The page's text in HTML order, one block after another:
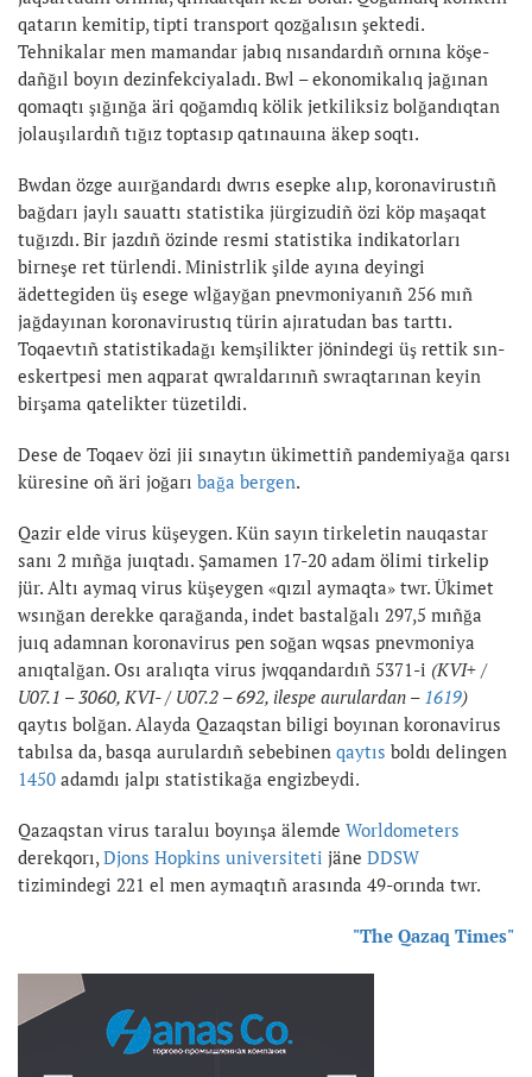
qatarın kemitip, tipti transport qozğalısın şektedi.
Tehnikalar men mamandar jabıq nısandardıñ ornına köşe-
dañğıl boyın dezinfekciyaladı. Bwl – ekonomikalıq jağınan
qomaqtı şığınğa äri qoğamdıq kölik jetkiliksiz bolğandıqtan
jolauşılardıñ tığız toptasıp qatınauına äkep soqtı.
Bwdan özge auırğandardı dwrıs esepke alıp, koronavirustıñ
bağdarı jaylı sauattı statistika jürgizudiñ özi köp maşaqat
tuğızdı. Bir jazdıñ özinde resmi statistika indikatorları
birneşe ret türlendi. Ministrlik şilde ayına deyingi
ädettegiden üş esege wlğayğan pnevmoniyanıñ 256 mıñ
jağdayınan koronavirustıq türin ajıratudan bas tarttı.
Toqaevtıñ statistikadağı kemşilikter jönindegi üş rettik sın-
eskertpesi men aqparat qwraldarınıñ swraqtarınan keyin
birşama qatelikter tüzetildi.
Dese de Toqaev özi jii sınaytın ükimettiñ pandemiyağa qarsı
küresine oñ äri joğarı bağa bergen.
Qazir elde virus küşeygen. Kün sayın tirkeletin nauqastar
sanı 2 mıñğa juıqtadı. Şamamen 17-20 adam ölimi tirkelip
jür. Altı aymaq virus küşeygen «qızıl aymaqta» twr. Ükimet
wsınğan derekke qarağanda, indet bastalğalı 297,5 mıñğa
juıq adamnan koronavirus pen soğan wqsas pnevmoniya
anıqtalğan. Osı aralıqta virus jwqqandardıñ 5371-i (KVI+ /
U07.1 – 3060, KVI- / U07.2 – 692, ilespe aurulardan – 1619)
qaytıs bolğan. Alayda Qazaqstan biligi boyınan koronavirus
tabılsa da, basqa aurulardıñ sebebinen qaytıs boldı delingen
1450 adamdı jalpı statistikağa engizbeydi.
Qazaqstan virus taraluı boyınşa älemde Worldometers
derekqorı,Djons Hopkins universiteti jäne DDSW
tizimindegi 221 el men aymaqtıñ arasında 49-orında twr.
"The Qazaq Times"